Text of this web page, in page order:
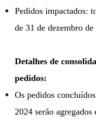
Pedidos impactados:
de 31 de dezembro de
Detalhes de
pedidos:
Os pedidos
2024 serão